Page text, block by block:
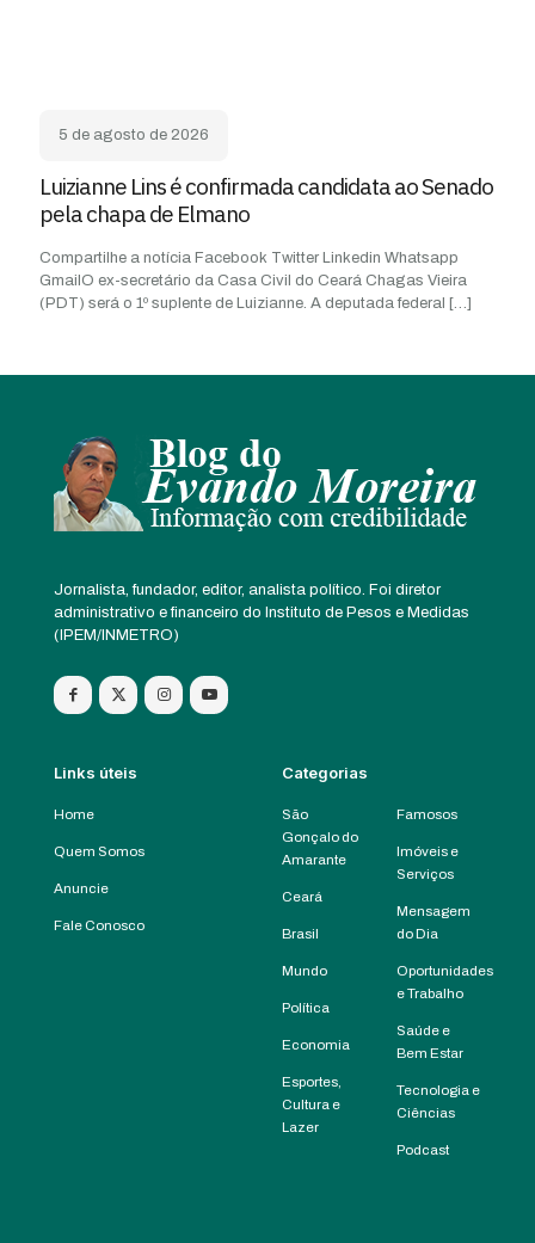
5 de agosto de 2026
Luizianne Lins é confirmada candidata ao Senado
pela chapa de Elmano
Compartilhe a notícia Facebook Twitter Linkedin Whatsapp
GmailO ex-secretário da Casa Civil do Ceará Chagas Vieira
(PDT) será o 1º suplente de Luizianne. A deputada federal […]
Jornalista, fundador, editor, analista político. Foi diretor
administrativo e financeiro do Instituto de Pesos e Medidas
(IPEM/INMETRO)
Links úteis
Home
Quem Somos
Anuncie
Fale Conosco
Categorias
São
Gonçalo do
Amarante
Ceará
Brasil
Mundo
Política
Economia
Esportes,
Cultura e
Lazer
Famosos
Imóveis e
Serviços
Mensagem
do Dia
Oportunidades
e Trabalho
Saúde e
Bem Estar
Tecnologia e
Ciências
Podcast